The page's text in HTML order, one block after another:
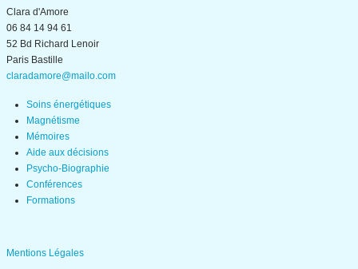
Clara d'Amore
06 84 14 94 61
52 Bd Richard Lenoir
Paris Bastille
claradamore@mailo.com
Soins énergétiques
Magnétisme
Mémoires
Aide aux décisions
Psycho-Biographie
Conférences
Formations
Mentions Légales